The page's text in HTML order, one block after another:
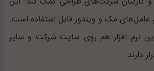
عامل‌های مک و ویندور قابل استفاده است.
نرم افزار هم روی سایت شرکت و سایر
دارند.